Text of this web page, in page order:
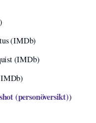
(IMDb)
(IMDb)
(personöversikt))